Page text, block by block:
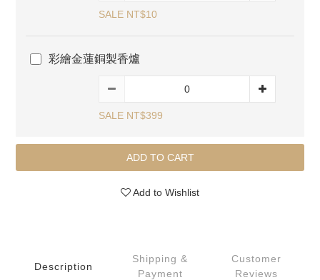
SALE NT$10
彩繪金蓮銅製香爐
SALE NT$399
ADD TO CART
Add to Wishlist
Description
Shipping &
Payment
Customer
Reviews